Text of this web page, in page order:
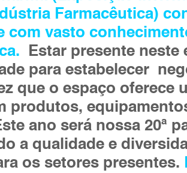
Farmacêutica)
com vasto
Estar presente neste
para estabelecer
que o espaço oferece
produtos,
ano será nossa 20ª
a qualidade e
os setores presentes.